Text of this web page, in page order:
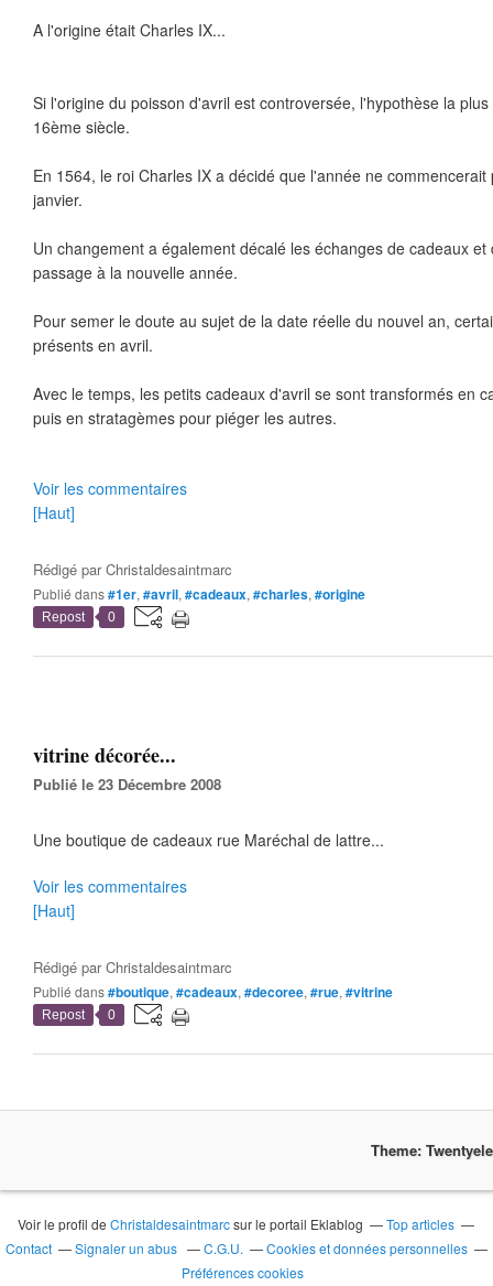
A l'origine était Charles IX...
Si l'origine du poisson d'avril est controversée, l'hypothèse la
16ème siècle.
En 1564, le roi Charles IX a décidé que l'année ne
janvier.
Un changement a également décalé les échanges de cadeaux
passage à la nouvelle année.
Pour semer le doute au sujet de la date réelle du nouvel an,
présents en avril.
Avec le temps, les petits cadeaux d'avril se sont transformés en
puis en stratagèmes pour piéger les autres.
Voir les commentaires
[Haut]
Rédigé parChristaldesaintmarc
Publié dans#1er, #avril, #cadeaux, #charles, #origine
Repost 0
vitrine décorée...
Publié le 23 Décembre 2008
Une boutique de cadeaux rue Maréchal de lattre...
Voir les commentaires
[Haut]
Rédigé parChristaldesaintmarc
Publié dans#boutique, #cadeaux, #decoree, #rue, #vitrine
Repost 0
Theme:
Voir le profil deChristaldesaintmarcsur le portail Eklablog
Top articles
Contact
Signaler un abus C.G.U.
Cookies et données personnelles
Préférences cookies